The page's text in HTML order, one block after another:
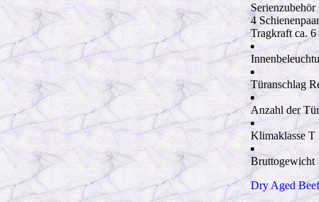
Serienzubehör
4
Tragkraft ca.
Türanschlag
Anzahl der
Klimaklasse T
Bruttogewicht
Dry Aged